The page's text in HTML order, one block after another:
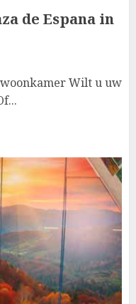
de Espana in
Wilt u uw